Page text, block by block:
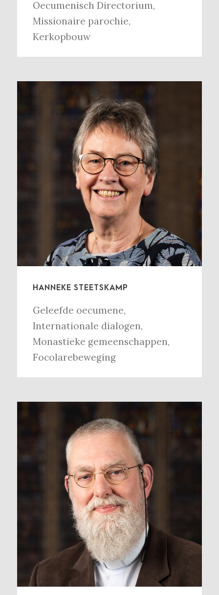
Oecumenisch Directorium,
Missionaire parochie,
Kerkopbouw
HANNEKE STEETSKAMP
Geleefde oecumene,
Internationale dialogen,
Monastieke gemeenschappen,
Focolarebeweging